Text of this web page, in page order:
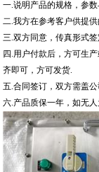
一.说明产品的规格，参
二.我方在参考客户供提
三.双方同意，传真形式
四.用户付款后，方可生
齐即可，方可发货.
五.合同签订，双方需盖
六.产品质保一年，如无